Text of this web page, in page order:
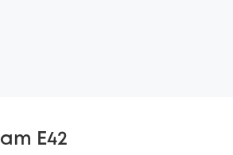
E42